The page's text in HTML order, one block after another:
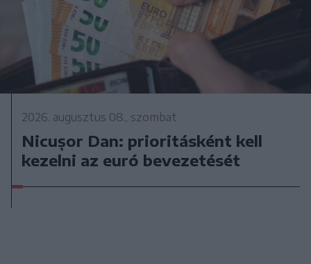
2026. augusztus 08., szombat
Nicușor Dan: prioritásként kell
kezelni az euró bevezetését